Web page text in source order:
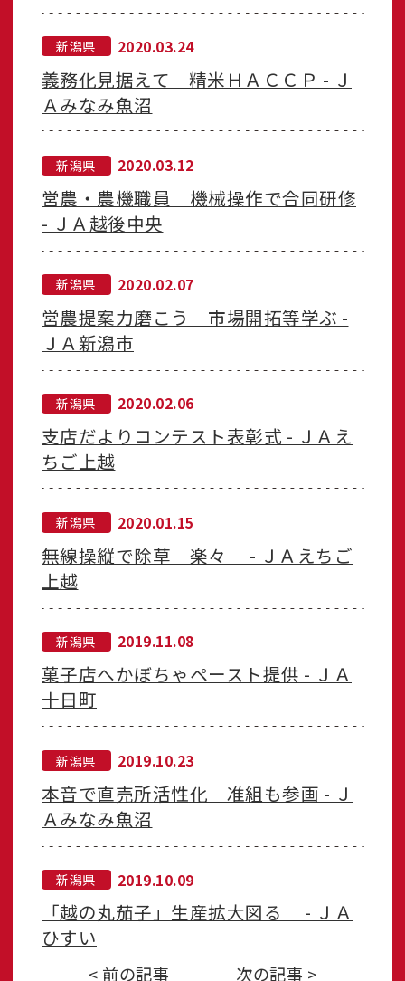
新潟県 2020.03.24
義務化見据えて 精米ＨＡＣＣＰ - Ｊ
Ａみなみ魚沼
新潟県 2020.03.12
営農・農機職員 機械操作で合同研修
- ＪＡ越後中央
新潟県 2020.02.07
営農提案力磨こう 市場開拓等学ぶ -
ＪＡ新潟市
新潟県 2020.02.06
支店だよりコンテスト表彰式 - ＪＡえ
ちご上越
新潟県 2020.01.15
無線操縦で除草 楽々 - ＪＡえちご
上越
新潟県 2019.11.08
菓子店へかぼちゃペースト提供 - ＪＡ
十日町
新潟県 2019.10.23
本音で直売所活性化 准組も参画 - Ｊ
Ａみなみ魚沼
新潟県 2019.10.09
「越の丸茄子」生産拡大図る - ＪＡ
ひすい
< 前の記事 次の記事 >